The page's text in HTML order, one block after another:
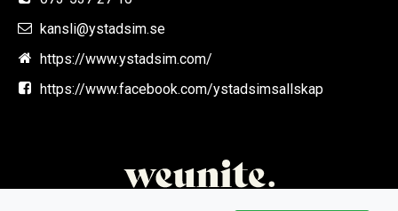
kansli@ystadsim.se
https://www.ystadsim.com/
https://www.facebook.com/ystadsimsallskap